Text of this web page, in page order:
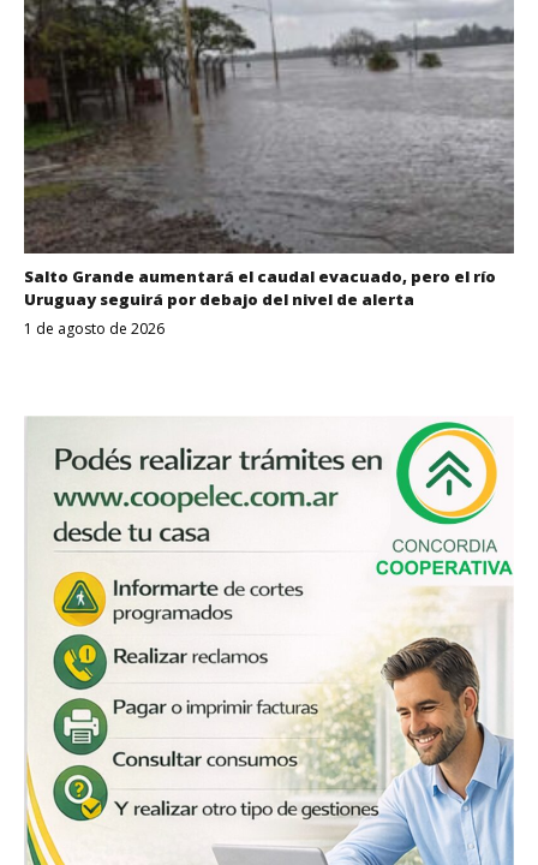
Salto Grande aumentará el caudal evacuado, pero el río
Uruguay seguirá por debajo del nivel de alerta
1 de agosto de 2026